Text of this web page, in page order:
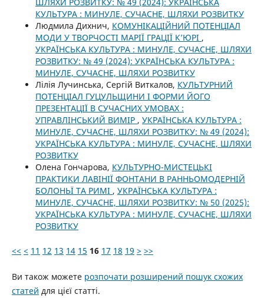
КУЛЬТУРА : МИНУЛЕ, СУЧАСНЕ, ШЛЯХИ РОЗВИТКУ
Людмила Дихнич, КОМУНІКАЦІЙНИЙ ПОТЕНЦІАЛ
МОДИ У ТВОРЧОСТІ МАРІЇ ГРАЦІЇ К’ЮРІ ,
УКРАЇНСЬКА КУЛЬТУРА : МИНУЛЕ, СУЧАСНЕ, ШЛЯХИ
РОЗВИТКУ: № 49 (2024): УКРАЇНСЬКА КУЛЬТУРА :
МИНУЛЕ, СУЧАСНЕ, ШЛЯХИ РОЗВИТКУ
Лілія Лучинська, Сергій Виткалов, КУЛЬТУРНИЙ
ПОТЕНЦІАЛ ГУЦУЛЬЩИНИ І ФОРМИ ЙОГО
ПРЕЗЕНТАЦІЇ В СУЧАСНИХ УМОВАХ :
УПРАВЛІНСЬКИЙ ВИМІР , УКРАЇНСЬКА КУЛЬТУРА :
МИНУЛЕ, СУЧАСНЕ, ШЛЯХИ РОЗВИТКУ: № 49 (2024):
УКРАЇНСЬКА КУЛЬТУРА : МИНУЛЕ, СУЧАСНЕ, ШЛЯХИ
РОЗВИТКУ
Олена Гончарова, КУЛЬТУРНО-МИСТЕЦЬКІ
ПРАКТИКИ ЛАВІНІЇ ФОНТАНИ В РАННЬОМОДЕРНІЙ
БОЛОНЬЇ ТА РИМІ , УКРАЇНСЬКА КУЛЬТУРА :
МИНУЛЕ, СУЧАСНЕ, ШЛЯХИ РОЗВИТКУ: № 50 (2025):
УКРАЇНСЬКА КУЛЬТУРА : МИНУЛЕ, СУЧАСНЕ, ШЛЯХИ
РОЗВИТКУ
<< < 11 12 13 14 15 16 17 18 19 > >>
Ви також можете розпочати розширений пошук схожих
статей для цієї статті.